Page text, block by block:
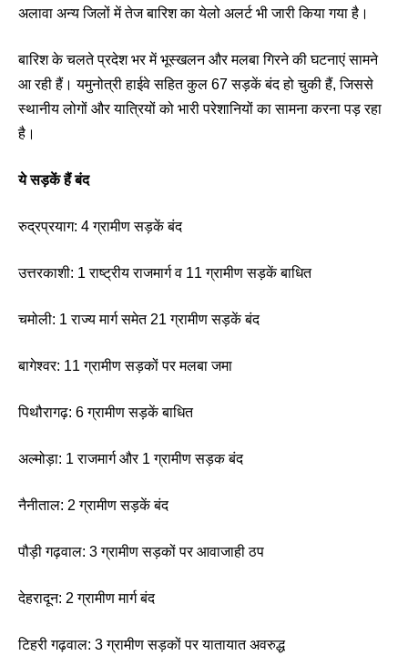
अलावा अन्य जिलों में तेज बारिश का येलो अलर्ट भी जारी किया गया है।
बारिश के चलते प्रदेश भर में भूस्खलन और मलबा गिरने की घटनाएं सामने
आ रही हैं। यमुनोत्री हाईवे सहित कुल 67 सड़कें बंद हो चुकी हैं, जिससे
स्थानीय लोगों और यात्रियों को भारी परेशानियों का सामना करना पड़ रहा
है।
ये सड़कें हैं बंद
रुद्रप्रयाग: 4 ग्रामीण सड़कें बंद
उत्तरकाशी: 1 राष्ट्रीय राजमार्ग व 11 ग्रामीण सड़कें बाधित
चमोली: 1 राज्य मार्ग समेत 21 ग्रामीण सड़कें बंद
बागेश्वर: 11 ग्रामीण सड़कों पर मलबा जमा
पिथौरागढ़: 6 ग्रामीण सड़कें बाधित
अल्मोड़ा: 1 राजमार्ग और 1 ग्रामीण सड़क बंद
नैनीताल: 2 ग्रामीण सड़कें बंद
पौड़ी गढ़वाल: 3 ग्रामीण सड़कों पर आवाजाही ठप
देहरादून: 2 ग्रामीण मार्ग बंद
टिहरी गढ़वाल: 3 ग्रामीण सड़कों पर यातायात अवरुद्ध